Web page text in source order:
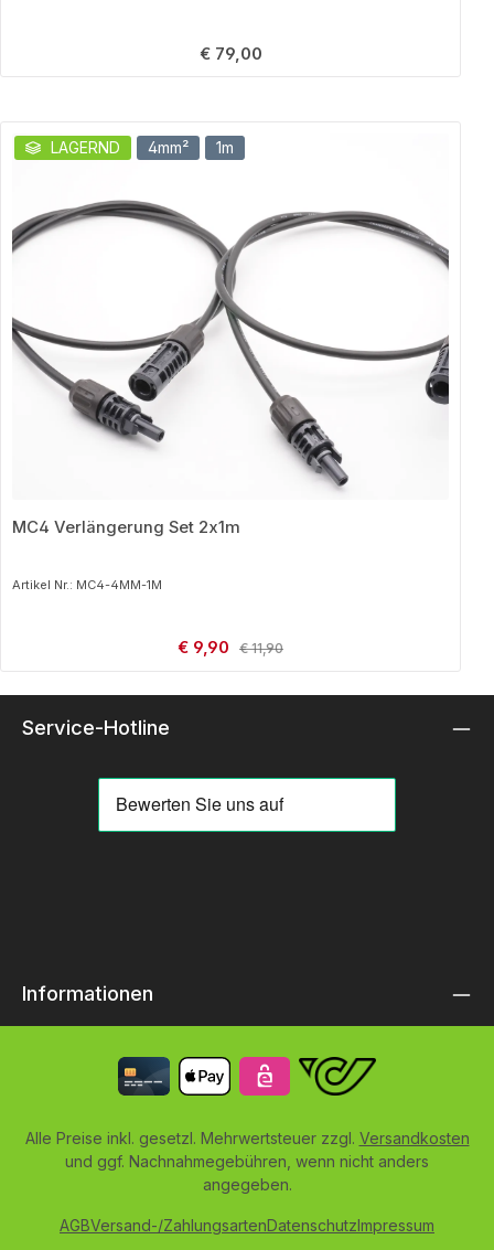
Regulärer Preis:
€ 79,00
Produktgalerie überspringen
LAGERND 4mm² 1m
MC4 Verlängerung Set 2x1m
Artikel Nr.: MC4-4MM-1M
Verkaufspreis:
€ 9,90 Regulärer Preis:
€ 11,90
Service-Hotline
Informationen
Alle Preise inkl. gesetzl. Mehrwertsteuer zzgl. Versandkosten
und ggf. Nachnahmegebühren, wenn nicht anders
angegeben.
AGBVersand-/ZahlungsartenDatenschutzImpressum